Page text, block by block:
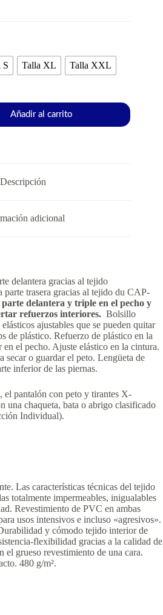
S Talla XL Talla XXL
Añadir al carrito
Descripción
adicional
delantera gracias al tejido
trasera gracias al tejido du CAP-
delantera y triple en el pecho y
refuerzos interiores. Bolsillo
ajustables que se pueden quitar
de plástico. Refuerzo de plástico en la
el pecho. Ajuste elástico en la cintura.
secar o guardar el peto. Lengüeta de
inferior de las piernas.
el pantalón con peto y tirantes X-
una chaqueta, bata o abrigo clasificado
Individual).
Las características técnicas del tejido
totalmente impermeables, inigualables
Revestimiento de PVC en ambas
usos intensivos e incluso «agresivos».
y cómodo tejido interior de
flexibilidad gracias a la calidad de
el grueso revestimiento de una cara.
480 g/m².